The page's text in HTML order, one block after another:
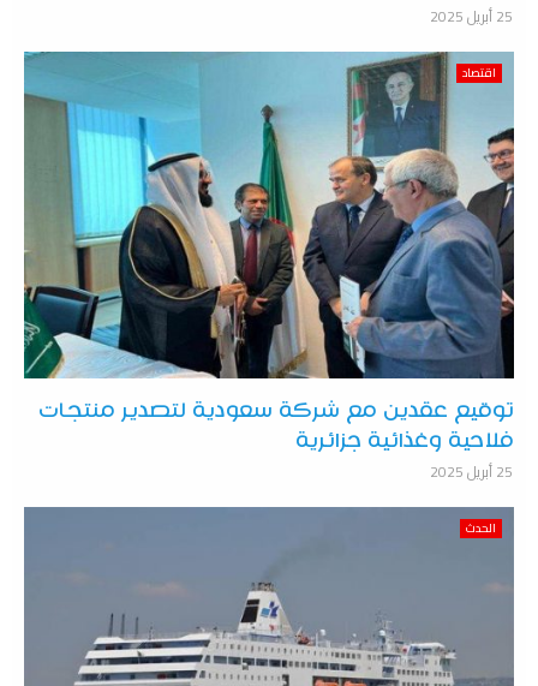
25 أبريل 2025
اقتصاد
توقيع عقدين مع شركة سعودية لتصدير منتجات
فلاحية وغذائية جزائرية
25 أبريل 2025
الحدث